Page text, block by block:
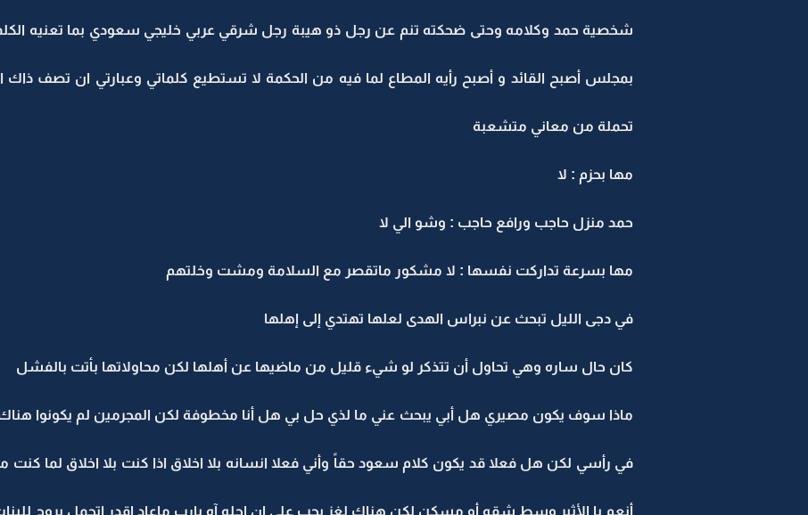
شخصية حمد وكلامه وحتى ضحكته تنم عن رجل ذو هيبة رجل شرقي عربي خليجي سعودي بما تعنيه
بمجلس أصبح القائد و أصبح رأيه المطاع لما فيه من الحكمة لا تستطيع كلماتي وعبارتي ان تصف
تحملة من معاني متشعبة
مها بحزم : لا
حمد منزل حاجب ورافع حاجب : وشو الي لا
مها بسرعة تداركت نفسها : لا مشكور ماتقصر مع السلامة ومشت وخلتهم
في دجى الليل تبحث عن نبراس الهدى لعلها تهتدي إلى إهلها
كان حال ساره وهي تحاول أن تتذكر لو شيء قليل من ماضيها عن أهلها لكن محاولاتها بأتت بالفشل
ماذا سوف يكون مصيري هل أبي يبحث عني ما لذي حل بي هل أنا مخطوفة لكن المجرمين لم يكونوا
في رأسي لكن هل فعلا قد يكون كلام سعود حقاً وأني فعلا انسانه بلا اخلاق اذا كنت بلا اخلاق لما
أنعم با الأثير وسط شقه أو مسكن لكن هناك لغز يجب علي ان احله آه يارب ماعاد اقدر اتحمل بروح